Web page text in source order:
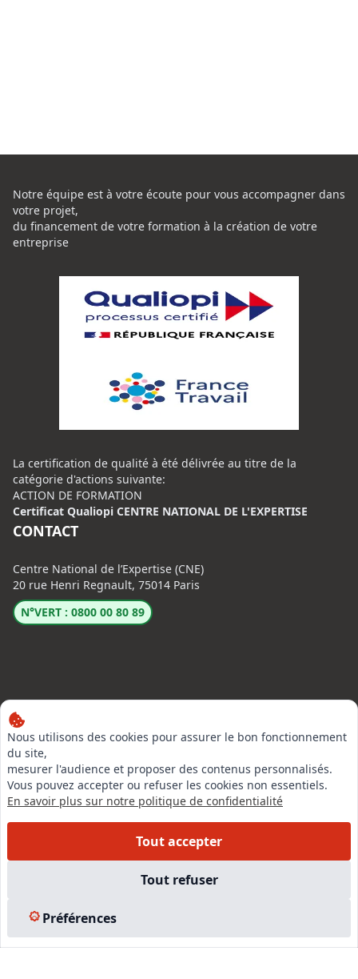
Nous utilisons des cookies pour assurer le bon fonctionnement
du site,
mesurer l'audience et proposer des contenus personnalisés.
Vous pouvez accepter ou refuser les cookies non essentiels.
En savoir plus sur notre politique de confidentialité
Tout accepter
Tout refuser
Préférences
Notre équipe est à votre écoute pour vous accompagner dans
votre projet,
du financement de votre formation à la création de votre
entreprise
La certification de qualité à été délivrée au titre de la
catégorie d'actions suivante:
ACTION DE FORMATION
Certificat Qualiopi CENTRE NATIONAL DE L'EXPERTISE
CONTACT
Centre National de l’Expertise (CNE)
20 rue Henri Regnault, 75014 Paris
N°VERT : 0800 00 80 89
Instagram
Facebook
EN SAVOIR PLUS
Partenaires